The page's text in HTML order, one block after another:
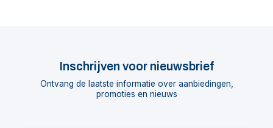
Inschrijven voor nieuwsbrief
Ontvang de laatste informatie over aanbiedingen,
promoties en nieuws